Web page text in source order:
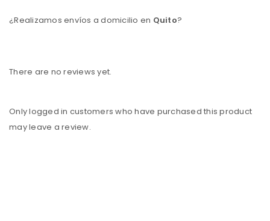
¿Realizamos envíos a domicilio en Quito?
There are no reviews yet.
Only logged in customers who have purchased this product
may leave a review.